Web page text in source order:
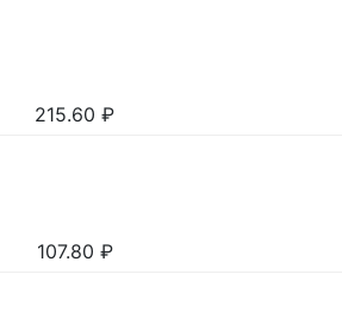
215.60 ₽
107.80 ₽